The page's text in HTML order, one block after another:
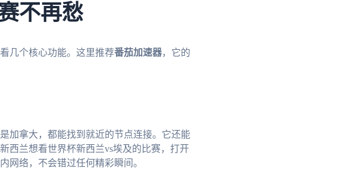
不再愁
几个核心功能。这里推荐番茄加速器，它的
加拿大，都能找到就近的节点连接。它还能
兰想看世界杯新西兰vs埃及的比赛，打开
网络，不会错过任何精彩瞬间。